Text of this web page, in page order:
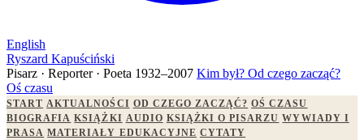
English
Ryszard Kapuściński
Pisarz · Reporter · Poeta 1932–2007 Kim był? Od czego zacząć?
Oś czasu
START AKTUALNOŚCI OD CZEGO ZACZĄĆ? OŚ CZASU
BIOGRAFIA KSIĄŻKI AUDIO KSIĄŻKI O PISARZU WYWIADY I
PRASA MATERIAŁY EDUKACYJNE CYTATY